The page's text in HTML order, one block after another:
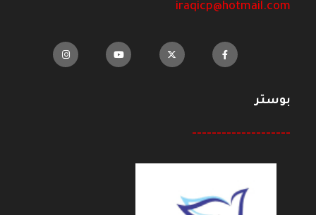
iraqicp@hotmail.com
بوستر
--------------------